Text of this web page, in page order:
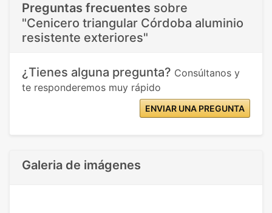
Preguntas frecuentes sobre
"Cenicero triangular Córdoba aluminio
resistente exteriores"
¿Tienes alguna pregunta? Consúltanos y
te responderemos muy rápido
ENVIAR UNA PREGUNTA
Galeria de imágenes